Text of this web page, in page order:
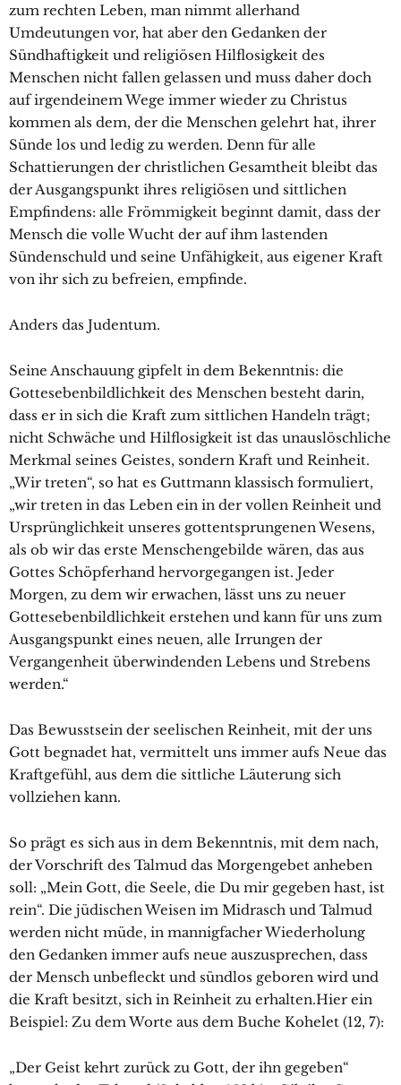
zum rechten Leben, man nimmt allerhand
Umdeutungen vor, hat aber den Gedanken der
Sündhaftigkeit und religiösen Hilflosigkeit des
Menschen nicht fallen gelassen und muss daher doch
auf irgendeinem Wege immer wieder zu Christus
kommen als dem, der die Menschen gelehrt hat, ihrer
Sünde los und ledig zu werden. Denn für alle
Schattierungen der christlichen Gesamtheit bleibt das
der Ausgangspunkt ihres religiösen und sittlichen
Empfindens: alle Frömmigkeit beginnt damit, dass der
Mensch die volle Wucht der auf ihm lastenden
Sündenschuld und seine Unfähigkeit, aus eigener Kraft
von ihr sich zu befreien, empfinde.
Anders das Judentum.
Seine Anschauung gipfelt in dem Bekenntnis: die
Gottesebenbildlichkeit des Menschen besteht darin,
dass er in sich die Kraft zum sittlichen Handeln trägt;
nicht Schwäche und Hilflosigkeit ist das unauslöschliche
Merkmal seines Geistes, sondern Kraft und Reinheit.
„Wir treten“, so hat es Guttmann klassisch formuliert,
„wir treten in das Leben ein in der vollen Reinheit und
Ursprünglichkeit unseres gottentsprungenen Wesens,
als ob wir das erste Menschengebilde wären, das aus
Gottes Schöpferhand hervorgegangen ist. Jeder
Morgen, zu dem wir erwachen, lässt uns zu neuer
Gottesebenbildlichkeit erstehen und kann für uns zum
Ausgangspunkt eines neuen, alle Irrungen der
Vergangenheit überwindenden Lebens und Strebens
werden.“
Das Bewusstsein der seelischen Reinheit, mit der uns
Gott begnadet hat, vermittelt uns immer aufs Neue das
Kraftgefühl, aus dem die sittliche Läuterung sich
vollziehen kann.
So prägt es sich aus in dem Bekenntnis, mit dem nach,
der Vorschrift des Talmud das Morgengebet anheben
soll: „Mein Gott, die Seele, die Du mir gegeben hast, ist
rein“. Die jüdischen Weisen im Midrasch und Talmud
werden nicht müde, in mannigfacher Wiederholung
den Gedanken immer aufs neue auszusprechen, dass
der Mensch unbefleckt und sündlos geboren wird und
die Kraft besitzt, sich in Reinheit zu erhalten.Hier ein
Beispiel: Zu dem Worte aus dem Buche Kohelet (12, 7):
„Der Geist kehrt zurück zu Gott, der ihn gegeben“